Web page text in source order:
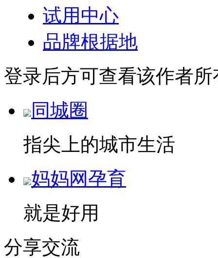
试用中心
品牌根据地
登录后方可查看该作者所
同城圈
指尖上的城市生活
妈妈网孕育
就是好用
分享交流